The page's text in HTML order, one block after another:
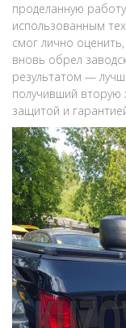
проделанную
использованным
смог лично
вновь обрел
результатом —
получивший вторую
защитой и